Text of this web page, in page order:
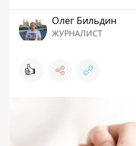
Олег Бильдин
ЖУРНАЛИСТ
👍